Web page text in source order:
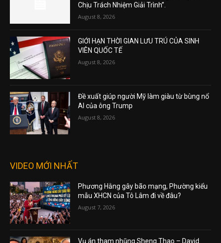
Chịu Trách Nhiệm Giải Trình”.
August 8, 2026
GIỚI HẠN THỜI GIAN LƯU TRÚ CỦA SINH
VIÊN QUỐC TẾ
August 8, 2026
Đề xuất giúp người Mỹ làm giàu từ bùng nổ
AI của ông Trump
August 8, 2026
VIDEO MỚI NHẤT
Phương Hằng gây bão mạng, Phường kiểu
mẫu XHCN của Tô Lâm đi về đâu?
August 7, 2026
Vụ án tham nhũng Sheng Thao – David